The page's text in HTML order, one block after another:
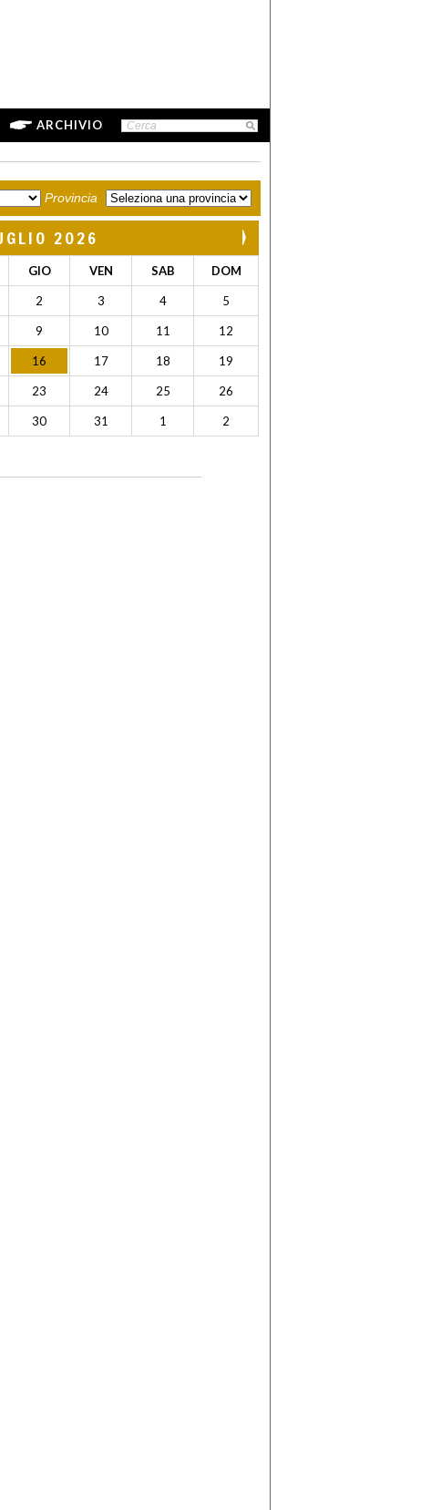
ARCHIVIO
Provincia
2026
GIO VEN SAB DOM
2 3 4 5
9 10 11 12
16 17 18 19
23 24 25 26
30 31 1 2